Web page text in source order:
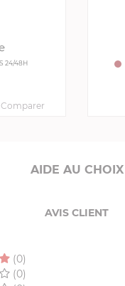
24/48H
Comparer
AIDE AU CHOIX
AVIS CLIENT
(0)
(0)